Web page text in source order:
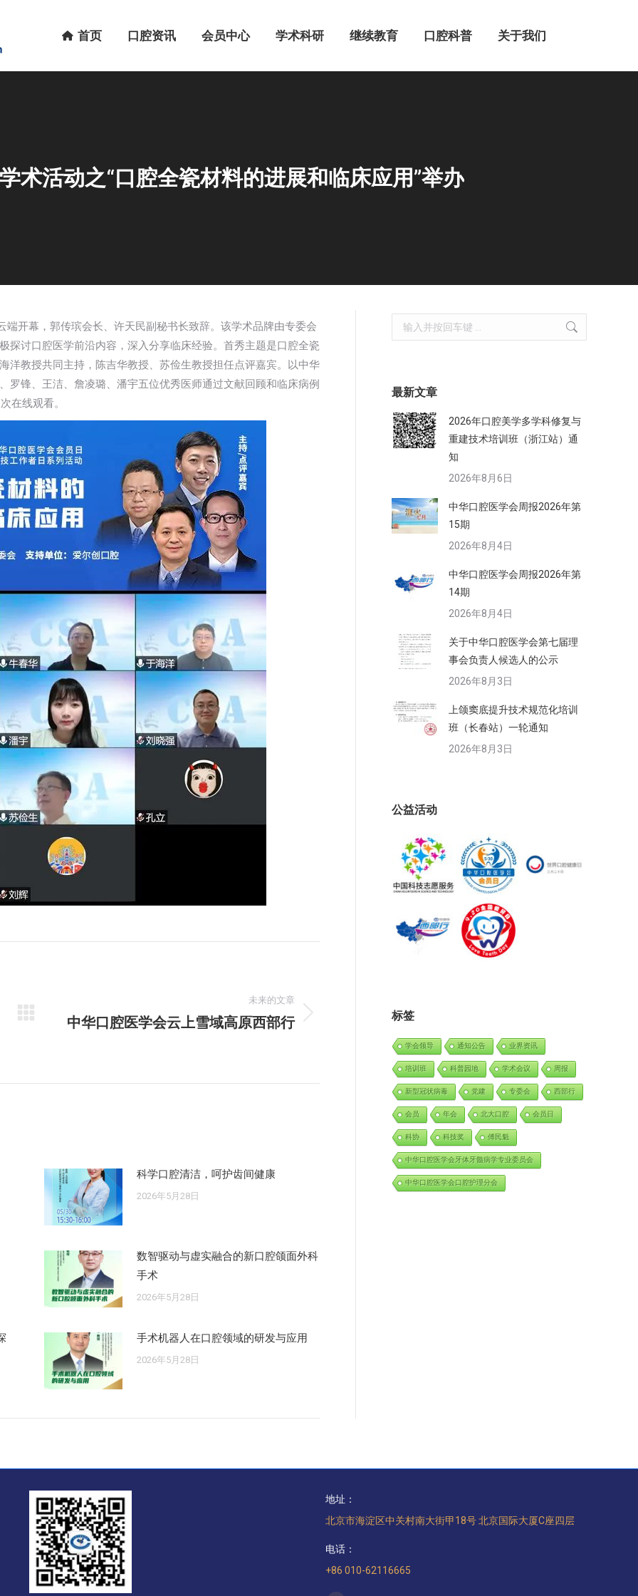
首页 口腔资讯 会员中心 学术科研 继续教育 口腔科普 关于我们
术活动之“口腔全瓷材料的进展和临床应用”举办
端开幕，郭传瑸会长、许天民副秘书长致辞。该学术品牌由专委会
探讨口腔医学前沿内容，深入分享临床经验。首秀主题是口腔全瓷
洋教授共同主持，陈吉华教授、苏俭生教授担任点评嘉宾。以中华
罗锋、王洁、詹凌璐、潘宇五位优秀医师通过文献回顾和临床病例
在线观看。
未来的文章
中华口腔医学会云上雪域高原西部行
科学口腔清洁，呵护齿间健康
2026年5月28日
数智驱动与虚实融合的新口腔颌面外科
手术
2026年5月28日
手术机器人在口腔领域的研发与应用
2026年5月28日
Search:
最新文章
2026年口腔美学多学科修复与
重建技术培训班（浙江站）通
知
2026年8月6日
中华口腔医学会周报2026年第
15期
2026年8月4日
中华口腔医学会周报2026年第
14期
2026年8月4日
关于中华口腔医学会第七届理
事会负责人候选人的公示
2026年8月3日
上颌窦底提升技术规范化培训
班（长春站）一轮通知
2026年8月3日
公益活动
标签
学会领导 通知公告 业界资讯
培训班 科普园地 学术会议 周报
新型冠状病毒 党建 专委会 西部行
会员 年会 北大口腔 会员日
科协 科技奖 傅民魁
中华口腔医学会牙体牙髓病学专业委员会
中华口腔医学会口腔护理分会
地址：
北京市海淀区中关村南大街甲18号 北京国际大厦C座四层
电话：
+86 010-62116665